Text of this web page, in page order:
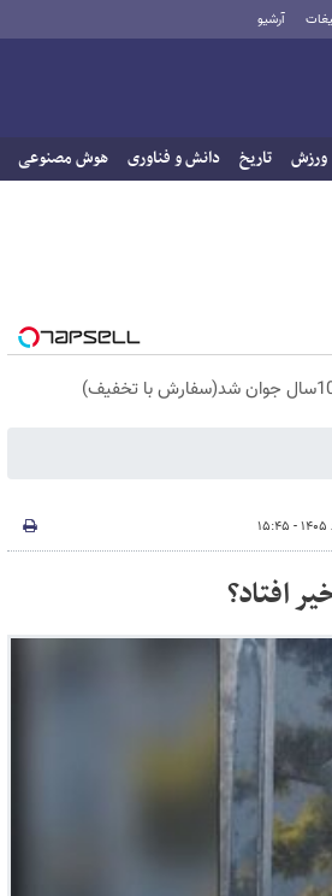
آرشیو
ورزش تاریخ دانش و فناوری هوش مصنوعی
افتاد؟